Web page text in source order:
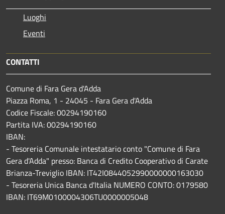
Luoghi
Eventi
CONTATTI
Comune di Fara Gera d'Adda
Piazza Roma, 1 - 24045 - Fara Gera d'Adda
Codice Fiscale: 00294190160
Partita IVA: 00294190160
IBAN:
- Tesoreria Comunale intestatario conto "Comune di Fara
Gera d'Adda" presso: Banca di Credito Cooperativo di Carate
Brianza-Treviglio IBAN: IT42I0844052990000000163030
- Tesoreria Unica Banca d'Italia NUMERO CONTO: 0179580
IBAN: IT69M0100004306TU0000005048